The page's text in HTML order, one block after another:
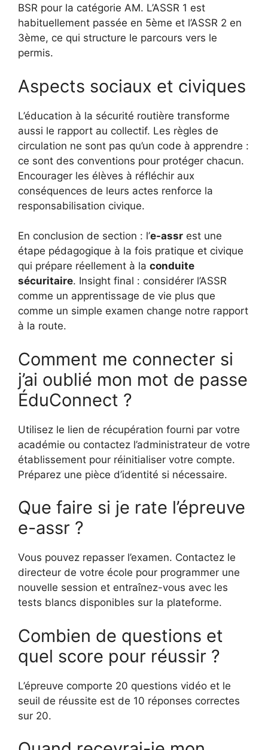
BSR pour la catégorie AM. L’ASSR 1 est
habituellement passée en 5ème et l’ASSR 2 en
3ème, ce qui structure le parcours vers le
permis.
Aspects sociaux et civiques
L’éducation à la sécurité routière transforme
aussi le rapport au collectif. Les règles de
circulation ne sont pas qu’un code à apprendre :
ce sont des conventions pour protéger chacun.
Encourager les élèves à réfléchir aux
conséquences de leurs actes renforce la
responsabilisation civique.
En conclusion de section : l’e-assr est une
étape pédagogique à la fois pratique et civique
qui prépare réellement à la conduite
sécuritaire. Insight final : considérer l’ASSR
comme un apprentissage de vie plus que
comme un simple examen change notre rapport
à la route.
Comment me connecter si
j’ai oublié mon mot de passe
ÉduConnect ?
Utilisez le lien de récupération fourni par votre
académie ou contactez l’administrateur de votre
établissement pour réinitialiser votre compte.
Préparez une pièce d’identité si nécessaire.
Que faire si je rate l’épreuve
e-assr ?
Vous pouvez repasser l’examen. Contactez le
directeur de votre école pour programmer une
nouvelle session et entraînez-vous avec les
tests blancs disponibles sur la plateforme.
Combien de questions et
quel score pour réussir ?
L’épreuve comporte 20 questions vidéo et le
seuil de réussite est de 10 réponses correctes
sur 20.